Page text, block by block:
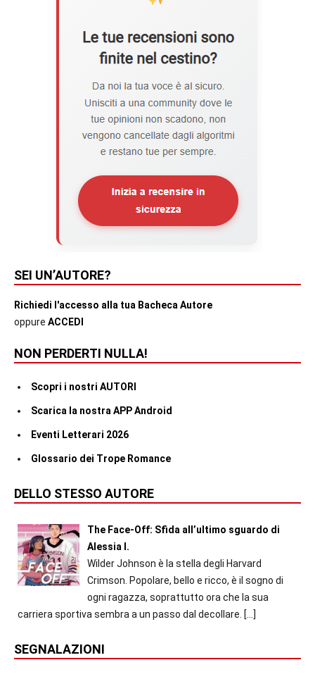
SEI UN’AUTORE?
Richiedi l'accesso alla tua Bacheca Autore
oppure ACCEDI
NON PERDERTI NULLA!
Scopri i nostri AUTORI
Scarica la nostra APP Android
Eventi Letterari 2026
Glossario dei Trope Romance
DELLO STESSO AUTORE
The Face-Off: Sfida all’ultimo sguardo di
Alessia I.
Wilder Johnson è la stella degli Harvard
Crimson. Popolare, bello e ricco, è il sogno di
ogni ragazza, soprattutto ora che la sua
carriera sportiva sembra a un passo dal decollare. […]
SEGNALAZIONI